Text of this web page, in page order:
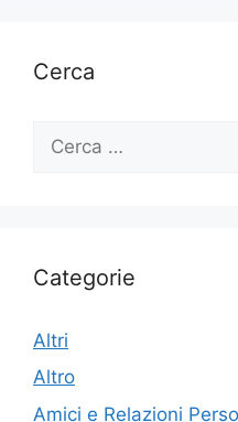
Cerca
per:
Categorie
Altri
Altro
Amici e Relazioni